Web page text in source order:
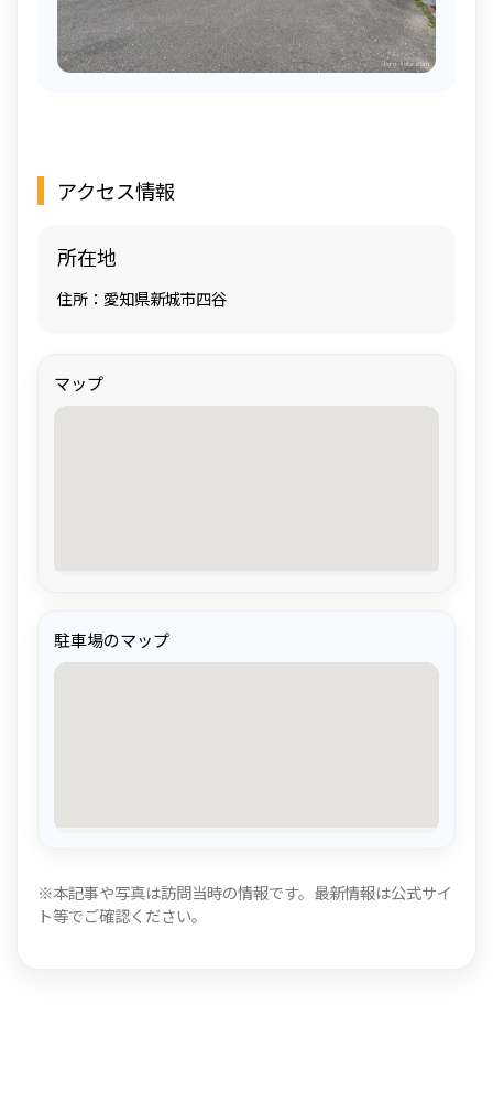
アクセス情報
所在地
住所：愛知県新城市四谷
マップ
駐車場のマップ
※本記事や写真は訪問当時の情報です。最新情報は公式サイ
ト等でご確認ください。